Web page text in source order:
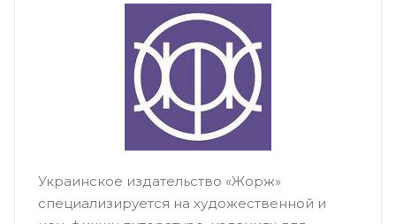
Украинское издательство «Жорж»
специализируется на художественной и